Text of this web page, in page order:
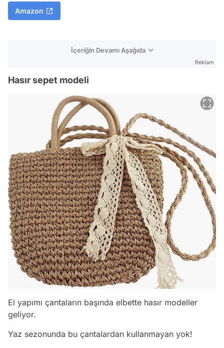
Amazon
İçeriğin Devamı Aşağıda
Reklam
Hasır sepet modeli
El yapımı çantaların başında elbette hasır modeller
geliyor.
Yaz sezonunda bu çantalardan kullanmayan yok!